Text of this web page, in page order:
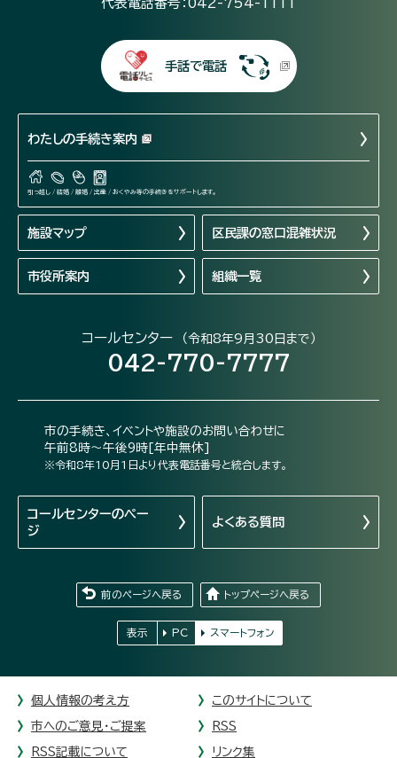
代表電話番号：042-754-1111
手話で電話
わたしの手続き案内
引っ越し / 結婚 / 離婚 / 出産 / おくやみ等の手続きをサポートします。
施設マップ 区民課の窓口混雑状況
市役所案内 組織一覧
コールセンター （令和8年9月30日まで）
042-770-7777
市の手続き、イベントや施設のお問い合わせに
午前8時～午後9時[年中無休]
※令和8年10月1日より代表電話番号と統合します。
コールセンターのペー
ジ
よくある質問
前のページへ戻る トップページへ戻る
表示 PC スマートフォン
個人情報の考え方 このサイトについて
市へのご意見・ご提案 RSS
RSS記載について リンク集